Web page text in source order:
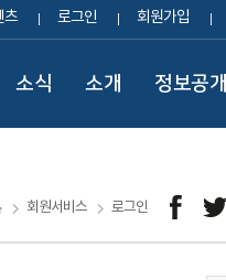
츠 로그인 회원가입
소식 소개 정보공개
회원서비스 로그인